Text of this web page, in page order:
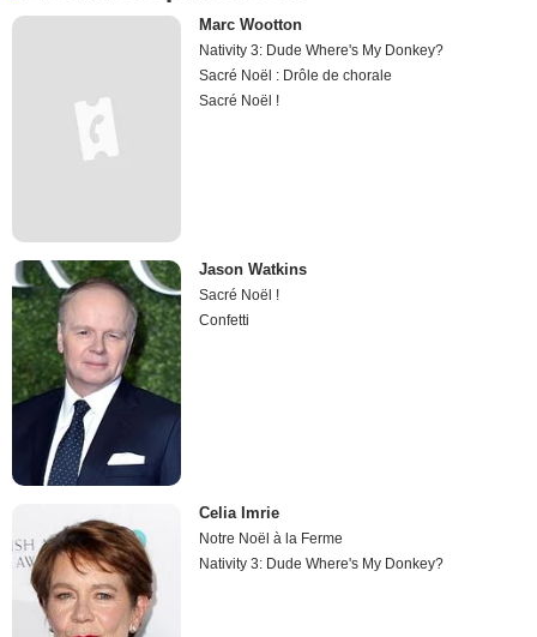
Marc Wootton
Nativity 3: Dude Where's My Donkey?
Sacré Noël : Drôle de chorale
Sacré Noël !
Jason Watkins
Sacré Noël !
Confetti
Celia Imrie
Notre Noël à la Ferme
Nativity 3: Dude Where's My Donkey?